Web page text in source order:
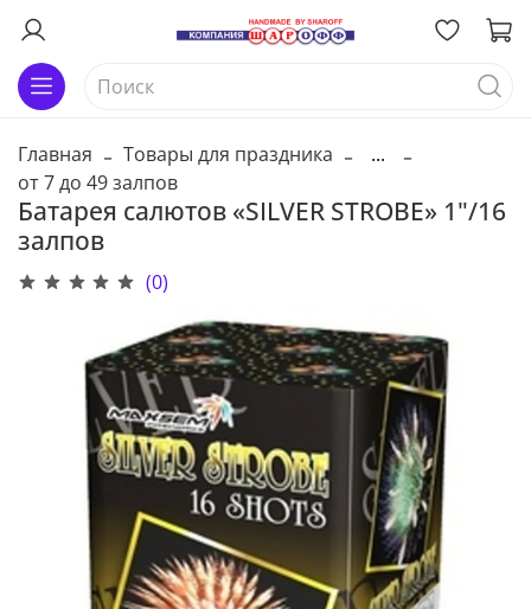
Главная Товары для праздника
...
от 7 до 49 залпов
Батарея салютов «SILVER STROBE» 1"/16
залпов
(0)